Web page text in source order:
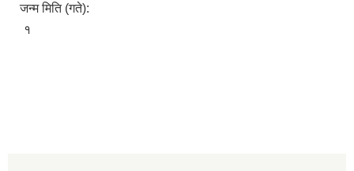
जन्म मिति (गते):
१